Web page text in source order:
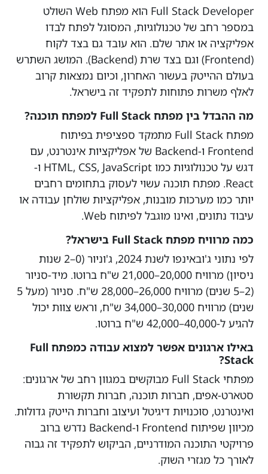
Full Stack Developer הוא מפתח Web השולט
במספר רחב של טכנולוגיות, המסוגל לפתח לבדו
אפליקציה או אתר שלם. הוא עובד גם בצד לקוח
(Frontend) וגם בצד שרת (Backend). המושג השתרש
בעולם ההייטק בעשור האחרון, וכיום נמצאות קרוב
לאלף משרות פתוחות לתפקיד זה בישראל.
מה ההבדל בין מפתח Full Stack למפתח תוכנה?
מפתח Full Stack מתמקד ספציפית בפיתוח
Frontend ו-Backend של אפליקציות אינטרנט, עם
דגש על טכנולוגיות כמו HTML, CSS, JavaScript ו-
React. מפתח תוכנה עשוי לעסוק בתחומים רחבים
יותר כמו מערכות מובנות, אפליקציות שולחן עבודה או
עיבוד נתונים, ואינו מוגבל לפיתוח Web.
כמה מרוויח מפתח Full Stack בישראל?
לפי נתוני ג'ובאינפו לשנת 2024, ג'וניור (0–2 שנות
ניסיון) מרוויח 20,000–21,000 ש"ח ברוטו. מיד-סניור
(2–5 שנים) מרוויח 26,000–28,000 ש"ח. סניור (מעל 5
שנים) מרוויח 30,000–34,000 ש"ח, וראש צוות יכול
להגיע ל-40,000–42,000 ש"ח ברוטו.
באילו ארגונים אפשר למצוא עבודה כמפתח Full
Stack?
מפתחי Full Stack מבוקשים במגוון רחב של ארגונים:
סטארט-אפים, חברות תוכנה, חברות תקשורת
ואינטרנט, סוכנויות דיגיטל ועיצוב וחברות הייטק גדולות.
מכיוון שפיתוח Frontend ו-Backend נדרש ברוב
פרויקטי התוכנה המודרניים, הביקוש לתפקיד זה גבוה
לאורך כל מגזרי השוק.